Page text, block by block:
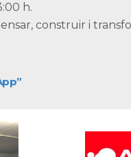
h.
construir i